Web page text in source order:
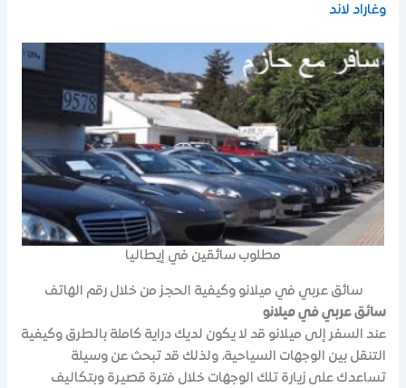
وغاراد لاند
مطلوب سائقين في إيطاليا
سائق عربي في ميلانو وكيفية الحجز من خلال رقم الهاتف
سائق عربي في ميلانو
عند السفر إلى ميلانو قد لا يكون لديك دراية كاملة بالطرق وكيفية
التنقل بين الوجهات السياحية، ولذلك قد تبحث عن وسيلة
تساعدك على زيارة تلك الوجهات خلال فترة قصيرة وبتكاليف